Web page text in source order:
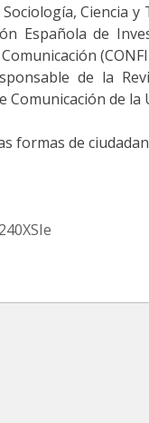
Ciencia
Española de
de la
Comunicación de la
de